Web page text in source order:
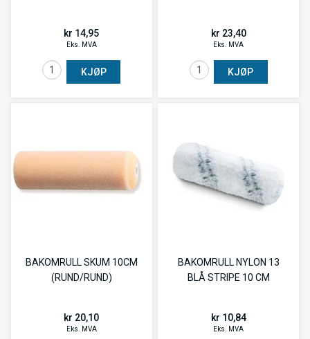
kr 14,95
Eks. MVA
KJØP
kr 23,40
Eks. MVA
KJØP
BAKOMRULL SKUM 10CM
(RUND/RUND)
kr 20,10
Eks. MVA
BAKOMRULL NYLON 13
BLÅ STRIPE 10 CM
kr 10,84
Eks. MVA